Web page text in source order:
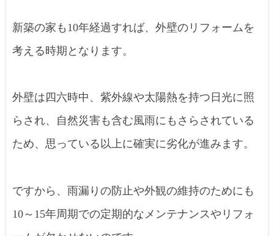
新築の家も10年経過すれば、外壁のリフォームを
考える時期となります。
外壁は四六時中、紫外線や太陽熱を持つ日光に照
らされ、自然災害も含む風雨にもさらされている
ため、思っている以上に確実に劣化が進みます。
ですから、雨漏りの防止や外観の維持のためにも
10～15年周期での定期的なメンテナンスやリフォ